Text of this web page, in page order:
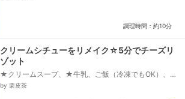
調理時間：約10分
クリームシチューをリメイク☆5分でチーズリ
ゾット
★クリームスープ、★牛乳、ご飯（冷凍でもOK）、と
ろけるチーズ、塩コショウ、乾燥パセリ
by 栗皮茶